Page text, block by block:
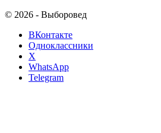
© 2026 - Выборовед
ВКонтакте
Одноклассники
X
WhatsApp
Telegram